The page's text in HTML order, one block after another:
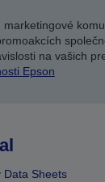
na vašich
Epson
Data Sheets